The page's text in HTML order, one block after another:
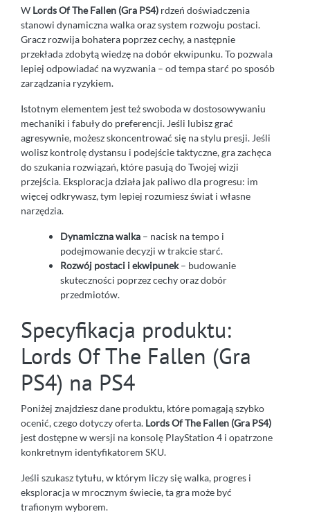
W Lords Of The Fallen (Gra PS4) rdzeń doświadczenia
stanowi dynamiczna walka oraz system rozwoju postaci.
Gracz rozwija bohatera poprzez cechy, a następnie
przekłada zdobytą wiedzę na dobór ekwipunku. To pozwala
lepiej odpowiadać na wyzwania – od tempa starć po sposób
zarządzania ryzykiem.
Istotnym elementem jest też swoboda w dostosowywaniu
mechaniki i fabuły do preferencji. Jeśli lubisz grać
agresywnie, możesz skoncentrować się na stylu presji. Jeśli
wolisz kontrolę dystansu i podejście taktyczne, gra zachęca
do szukania rozwiązań, które pasują do Twojej wizji
przejścia. Eksploracja działa jak paliwo dla progresu: im
więcej odkrywasz, tym lepiej rozumiesz świat i własne
narzędzia.
Dynamiczna walka – nacisk na tempo i
podejmowanie decyzji w trakcie starć.
Rozwój postaci i ekwipunek– budowanie
skuteczności poprzez cechy oraz dobór
przedmiotów.
Specyfikacja produktu:
Lords Of The Fallen (Gra
PS4) na PS4
Poniżej znajdziesz dane produktu, które pomagają szybko
ocenić, czego dotyczy oferta. Lords Of The Fallen (Gra PS4)
jest dostępne w wersji na konsolę PlayStation 4 i opatrzone
konkretnym identyfikatorem SKU.
Jeśli szukasz tytułu, w którym liczy się walka, progres i
eksploracja w mrocznym świecie, ta gra może być
trafionym wyborem.